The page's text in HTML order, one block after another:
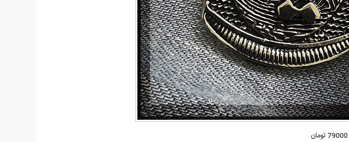
79000 تومان